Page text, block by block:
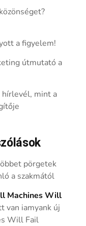
a figyelem!
útmutató a
hírlevél, mint a
pörgetek
a szakmától
Machines Will
van iamyank új
Will Fail